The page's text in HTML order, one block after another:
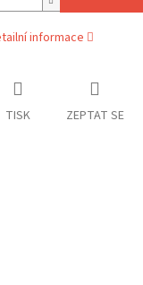
informace
TISK ZEPTAT SE